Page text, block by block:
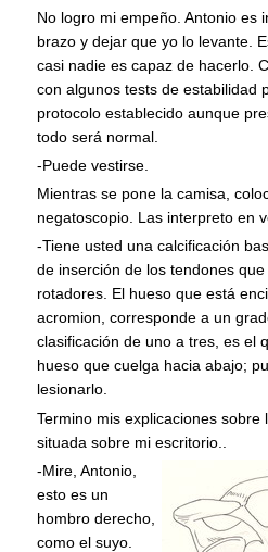
No logro mi empeño. Antonio es
brazo y dejar que yo lo levante.
casi nadie es capaz de hacerlo.
con algunos tests de estabilidad
protocolo establecido aunque
todo será normal.
-Puede vestirse.
Mientras se pone la camisa,
negatoscopio. Las interpreto en
-Tiene usted una calcificación
de inserción de los tendones
rotadores. El hueso que está
acromion, corresponde a un
clasificación de uno a tres, es el
hueso que cuelga hacia abajo;
lesionarlo.
Termino mis explicaciones
situada sobre mi escritorio.
-Mire, Antonio,
esto es un
hombro derecho,
como el suyo.